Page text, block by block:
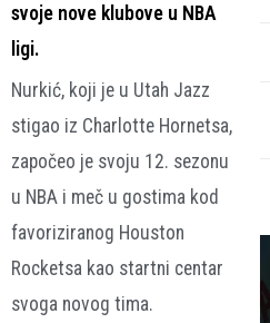
svoje nove klubove u NBA
ligi.
Nurkić, koji je u Utah Jazz
stigao iz Charlotte Hornetsa,
započeo je svoju 12. sezonu
u NBA i meč u gostima kod
favoriziranog Houston
Rocketsa kao startni centar
svoga novog tima.